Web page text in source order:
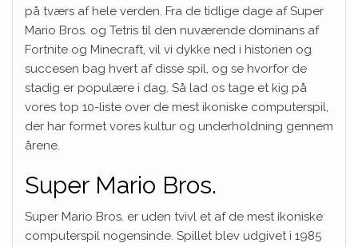
på tværs af hele verden. Fra de tidlige dage af Super
Mario Bros. og Tetris til den nuværende dominans af
Fortnite og Minecraft, vil vi dykke ned i historien og
succesen bag hvert af disse spil, og se hvorfor de
stadig er populære i dag. Så lad os tage et kig på
vores top 10-liste over de mest ikoniske computerspil,
der har formet vores kultur og underholdning gennem
årene.
Super Mario Bros.
Super Mario Bros. er uden tvivl et af de mest ikoniske
computerspil nogensinde. Spillet blev udgivet i 1985